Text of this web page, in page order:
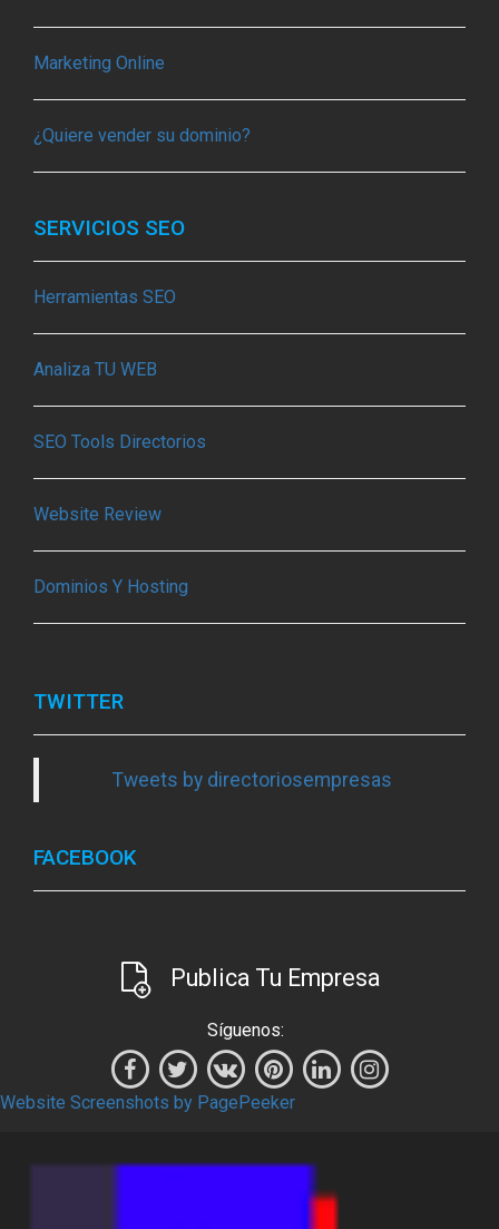
Marketing Online
¿Quiere vender su dominio?
SERVICIOS SEO
Herramientas SEO
Analiza TU WEB
SEO Tools Directorios
Website Review
Dominios Y Hosting
TWITTER
Tweets by directoriosempresas
FACEBOOK
Publica Tu Empresa
Síguenos:
Website Screenshots by PagePeeker